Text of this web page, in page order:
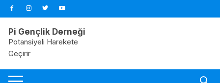
Skip
to
content
Pi Gençlik Derneği
Potansiyeli Harekete
Geçirir